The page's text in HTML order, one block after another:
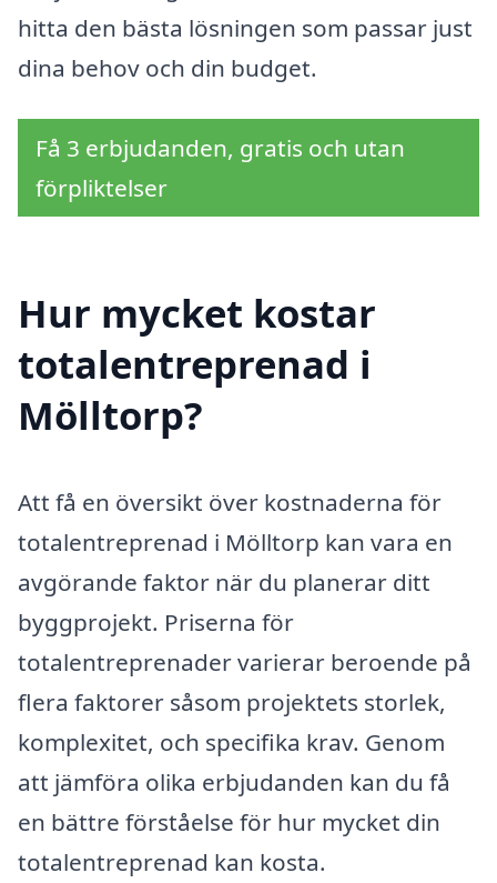
hitta den bästa lösningen som passar just
dina behov och din budget.
Få 3 erbjudanden, gratis och utan
förpliktelser
Hur mycket kostar
totalentreprenad i
Mölltorp?
Att få en översikt över kostnaderna för
totalentreprenad i Mölltorp kan vara en
avgörande faktor när du planerar ditt
byggprojekt. Priserna för
totalentreprenader varierar beroende på
flera faktorer såsom projektets storlek,
komplexitet, och specifika krav. Genom
att jämföra olika erbjudanden kan du få
en bättre förståelse för hur mycket din
totalentreprenad kan kosta.